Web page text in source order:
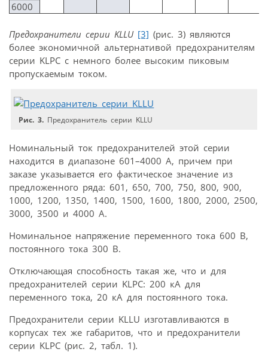
6000
Предохранители серии KLLU [3] (рис. 3) являются
более экономичной альтернативой предохранителям
серии KLPC с немного более высоким пиковым
пропускаемым током.
Рис. 3. Предохранитель серии KLLU
Номинальный ток предохранителей этой серии
находится в диапазоне 601–4000 А, причем при
заказе указывается его фактическое значение из
предложенного ряда: 601, 650, 700, 750, 800, 900,
1000, 1200, 1350, 1400, 1500, 1600, 1800, 2000, 2500,
3000, 3500 и 4000 А.
Номинальное напряжение переменного тока 600 В,
постоянного тока 300 В.
Отключающая способность такая же, что и для
предохранителей серии KLPC: 200 кА для
переменного тока, 20 кА для постоянного тока.
Предохранители серии KLLU изготавливаются в
корпусах тех же габаритов, что и предохранители
серии KLPC (рис. 2, табл. 1).